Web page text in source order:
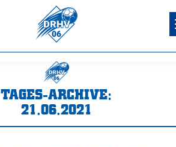
TAGES-ARCHIVE:
21.06.2021